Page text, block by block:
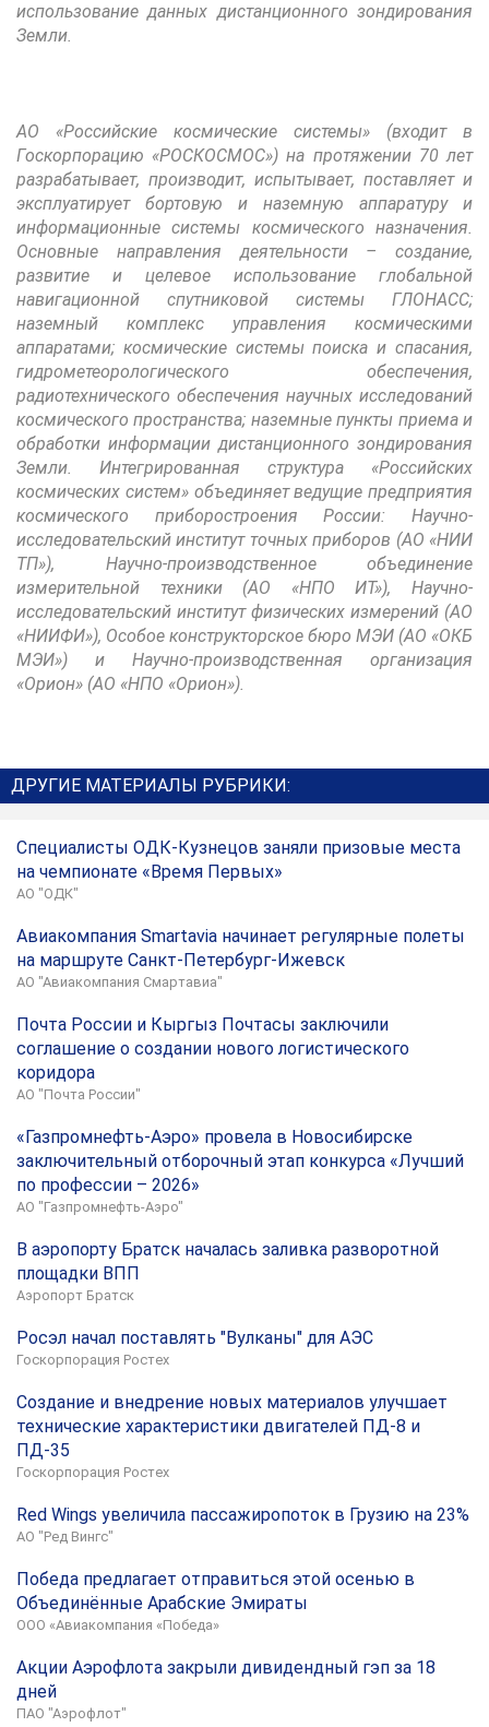
использование данных дистанционного зондирования
Земли.
АО «Российские космические системы» (входит в
Госкорпорацию «РОСКОСМОС») на протяжении 70 лет
разрабатывает, производит, испытывает, поставляет и
эксплуатирует бортовую и наземную аппаратуру и
информационные системы космического назначения.
Основные направления деятельности – создание,
развитие и целевое использование глобальной
навигационной спутниковой системы ГЛОНАСС;
наземный комплекс управления космическими
аппаратами; космические системы поиска и спасания,
гидрометеорологического обеспечения,
радиотехнического обеспечения научных исследований
космического пространства; наземные пункты приема и
обработки информации дистанционного зондирования
Земли. Интегрированная структура «Российских
космических систем» объединяет ведущие предприятия
космического приборостроения России: Научно-
исследовательский институт точных приборов (АО «НИИ
ТП»), Научно-производственное объединение
измерительной техники (АО «НПО ИТ»), Научно-
исследовательский институт физических измерений (АО
«НИИФИ»), Особое конструкторское бюро МЭИ (АО «ОКБ
МЭИ») и Научно-производственная организация
«Орион» (АО «НПО «Орион»).
ДРУГИЕ МАТЕРИАЛЫ РУБРИКИ:
Специалисты ОДК-Кузнецов заняли призовые места
на чемпионате «Время Первых»
АО "ОДК"
Авиакомпания Smartavia начинает регулярные полеты
на маршруте Санкт-Петербург-Ижевск
АО "Авиакомпания Смартавиа"
Почта России и Кыргыз Почтасы заключили
соглашение о создании нового логистического
коридора
АО "Почта России"
«Газпромнефть-Аэро» провела в Новосибирске
заключительный отборочный этап конкурса «Лучший
по профессии – 2026»
АО "Газпромнефть-Аэро"
В аэропорту Братск началась заливка разворотной
площадки ВПП
Аэропорт Братск
Росэл начал поставлять "Вулканы" для АЭС
Госкорпорация Ростех
Создание и внедрение новых материалов улучшает
технические характеристики двигателей ПД-8 и
ПД-35
Госкорпорация Ростех
Red Wings увеличила пассажиропоток в Грузию на 23%
АО "Ред Вингс"
Победа предлагает отправиться этой осенью в
Объединённые Арабские Эмираты
ООО «Авиакомпания «Победа»
Акции Аэрофлота закрыли дивидендный гэп за 18
дней
ПАО "Аэрофлот"